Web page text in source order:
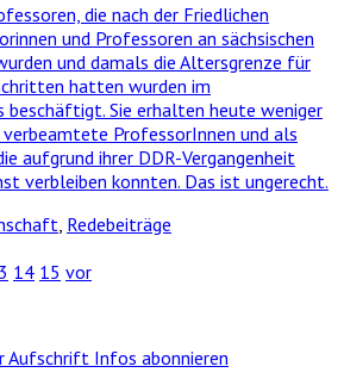
die nach der Friedlichen
und Professoren an sächsischen
und damals die Altersgrenze für
hatten wurden im
Sie erhalten heute weniger
ProfessorInnen und als
aufgrund ihrer DDR-Vergangenheit
verbleiben konnten. Das ist ungerecht.
Redebeiträge
14 15 vor